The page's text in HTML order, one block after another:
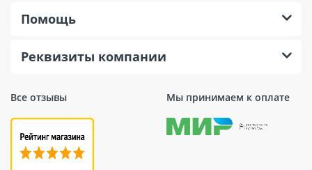
Все отзывы Мы принимаем к оплате
Помощь
Реквизиты компании